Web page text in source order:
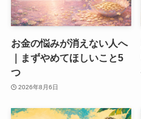
お金の悩みが消えない人へ
｜まずやめてほしいこと5
つ
2026年8月6日